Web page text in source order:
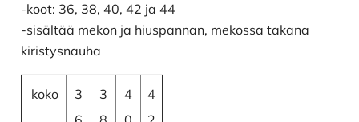
-koot: 36, 38, 40, 42 ja 44
-sisältää mekon ja hiuspannan, mekossa takana
kiristysnauha
koko
3
3
4
4